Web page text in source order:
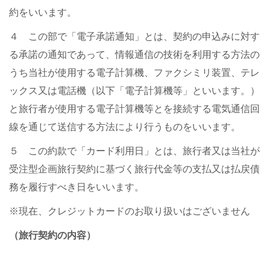
約をいいます。
４ この部で「電子承諾通知」とは、契約の申込みに対す
る承諾の通知であって、情報通信の技術を利用する方法の
うち当社が使用する電子計算機、ファクシミリ装置、テレ
ックス又は電話機（以下「電子計算機等」といいます。）
と旅行者が使用する電子計算機等とを接続する電気通信回
線を通じて送信する方法により行うものをいいます。
５ この約款で「カード利用日」とは、旅行者又は当社が
受注型企画旅行契約に基づく旅行代金等の支払又は払戻債
務を履行すべき日をいいます。
※現在、クレジットカードのお取り扱いはございません
（旅行契約の内容）